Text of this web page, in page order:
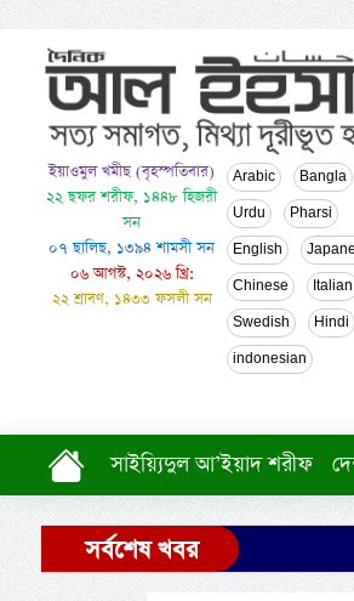
ইয়াওমুল খমীছ (বৃহস্পতিবার)
২২ ছফর শরীফ, ১৪৪৮ হিজরী
সন
০৭ ছালিছ, ১৩৯৪ শামসী সন
০৬ আগস্ট, ২০২৬ খ্রি:
২২ শ্রাবণ, ১৪৩৩ ফসলী সন
Arabic Bangla
Urdu Pharsi
English
Chinese Italian
Swedish Hindi
indonesian
সাইয়্যিদুল আ’ইয়াদ শরীফ
সর্বশেষ খবর